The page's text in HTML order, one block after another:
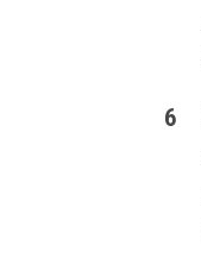
6